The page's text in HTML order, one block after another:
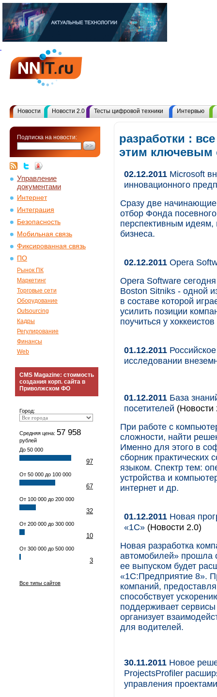
Новости Новости 2.0 Тесты цифровой техники Интервью
Подписка на новости:
Управление
документами
Интернет
Интеграция
Безопасность
Мобильная связь
Фиксированная связь
ПО
Рынок ПК
Маркетинг
Торговые сети
Оборудование
Outsourcing
Кадры
Регулирование
Финансы
Web
CMS Magazine: стоимость
создания корп. сайта в
Приволжском ФО
Город:
Средняя цена: 57 958
рублей
До 50 000
97
От 50 000 до 100 000
67
От 100 000 до 200 000
32
От 200 000 до 300 000
10
От 300 000 до 500 000
3
Все типы сайтов
разработки :
этим ключевым
02.12.2011 Microsoft
инновационного
Сразу две
отбор Фонда
перспективным идеям,
бизнеса.
02.12.2011 Opera
Opera Software
Boston Sitniks - одной
в составе которой
усилить позиции
поучиться у
01.12.2011
исследовании
01.12.2011 База
посетителей (Новости
При работе с
сложности, найти
Именно для этого в
сборник практических
языком. Спектр тем:
устройства и
интернет и др.
01.12.2011 Новая
«1С» (Новости 2.0)
Новая разработка
автомобилей» прошла
ее выпуском будет
«1С:Предприятие 8».
компаний,
способствует
поддерживает
организует
для водителей.
30.11.2011 Новое
ProjectsProfiler
управления проектами